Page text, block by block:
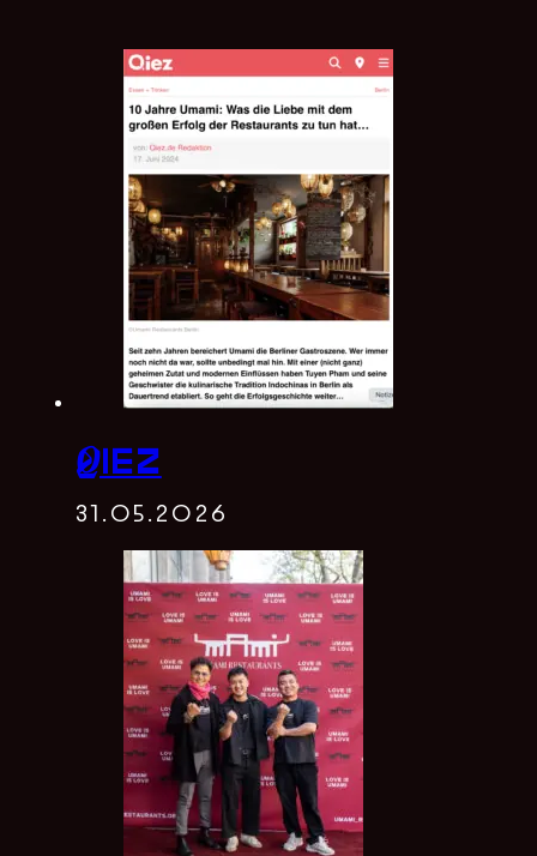
Qiez
31.05.2026